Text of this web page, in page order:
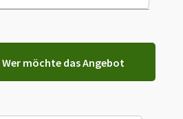
möchte das Angebot